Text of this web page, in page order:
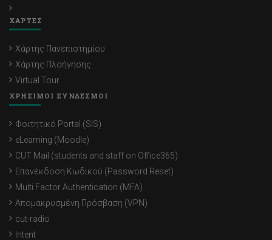
ΧΑΡΤΕΣ
Χάρτης Πανεπιστημίου
Χάρτης Πλοήγησης
Virtual Tour
ΧΡΗΣΙΜΟΙ ΣΥΝΔΕΣΜΟΙ
Φοιτητικό Portal (SIS)
eLearning (Moodle)
CUT Mail (students and staff on Office365)
Επανέκδοση Κωδικού (Password Reset)
Multi Factor Authentication (MFA)
Απομακρυσμένη Πρόσβαση (VPN)
cut-radio
Intent